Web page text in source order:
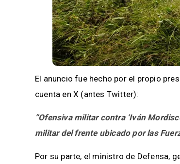
El anuncio fue hecho por el propio
cuenta en X (antes Twitter):
“Ofensiva militar contra ‘Iván
militar del frente ubicado por las
Por su parte, el ministro de Defensa,